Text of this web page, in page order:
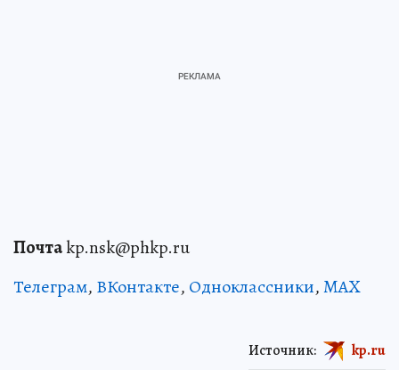
Почтаkp.nsk@phkp.ru
Телеграм, ВКонтакте, Одноклассники,MAX
Источник: kp.ru